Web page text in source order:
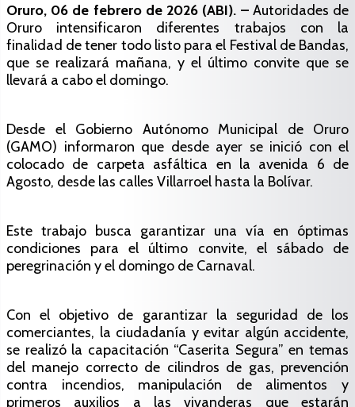
Oruro, 06 de febrero de 2026 (ABI). –Autoridades de
Oruro intensificaron diferentes trabajos con la
finalidad de tener todo listo para el Festival de Bandas,
que se realizará mañana, y el último convite que se
llevará a cabo el domingo.
Desde el Gobierno Autónomo Municipal de Oruro
(GAMO) informaron que desde ayer se inició con el
colocado de carpeta asfáltica en la avenida 6 de
Agosto, desde las calles Villarroel hasta la Bolívar.
Este trabajo busca garantizar una vía en óptimas
condiciones para el último convite, el sábado de
peregrinación y el domingo de Carnaval.
Con el objetivo de garantizar la seguridad de los
comerciantes, la ciudadanía y evitar algún accidente,
se realizó la capacitación “Caserita Segura” en temas
del manejo correcto de cilindros de gas, prevención
contra incendios, manipulación de alimentos y
primeros auxilios a las vivanderas que estarán